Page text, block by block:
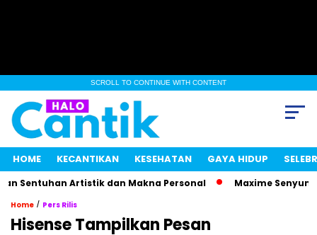
SCROLL TO CONTINUE WITH CONTENT
HOME KECANTIKAN KESEHATAN GAYA HIDUP
Artistik dan Makna Personal Maxime Senyum
Home / Pers Rilis
Hisense Tampilkan Pesan